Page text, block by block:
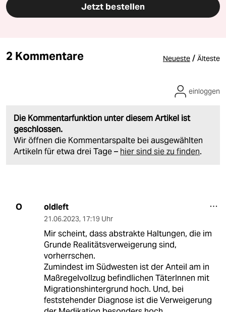
Jetzt bestellen
2 Kommentare Neueste / Älteste
Die Kommentarfunktion unter diesem Artikel ist
geschlossen.
Wir öffnen die Kommentarspalte bei ausgewählten
Artikeln für etwa drei Tage – hier sind sie zu finden.
einloggen
O oldleft
21.06.2023, 17:19 Uhr
Mir scheint, dass abstrakte Haltungen, die im
Grunde Realitätsverweigerung sind,
vorherrschen.
Zumindest im Südwesten ist der Anteil am in
Maßregelvollzug befindlichen TäterInnen mit
Migrationshintergrund hoch. Und, bei
feststehender Diagnose ist die Verweigerung